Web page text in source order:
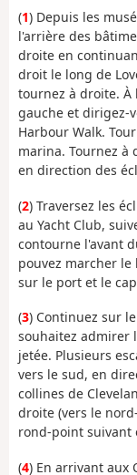
(1) Depuis les
l'arrière des
droite en
droit le long de
tournez à droite. À
gauche et dirigez-
Harbour Walk.
marina. Tournez à
en direction des
(2) Traversez les
au Yacht Club,
contourne l'avant
pouvez marcher
sur le port et le
(3) Continuez sur
souhaitez admirer
jetée. Plusieurs
vers le sud, en
collines de
droite (vers le
rond-point suivant
(4) En arrivant aux